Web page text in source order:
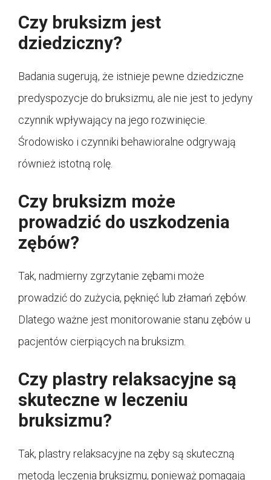
Czy bruksizm jest
dziedziczny?
Badania sugerują, że istnieje pewne dziedziczne
predyspozycje do bruksizmu, ale nie jest to jedyny
czynnik wpływający na jego rozwinięcie.
Środowisko i czynniki behawioralne odgrywają
również istotną rolę.
Czy bruksizm może
prowadzić do uszkodzenia
zębów?
Tak, nadmierny zgrzytanie zębami może
prowadzić do zużycia, pęknięć lub złamań zębów.
Dlatego ważne jest monitorowanie stanu zębów u
pacjentów cierpiących na bruksizm.
Czy plastry relaksacyjne są
skuteczne w leczeniu
bruksizmu?
Tak, plastry relaksacyjne na zęby są skuteczną
metodą leczenia bruksizmu, ponieważ pomagają